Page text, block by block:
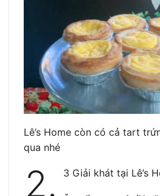
Lê’s Home còn có cả tart
qua nhé
2. 3 Giải khát tại Lê’s